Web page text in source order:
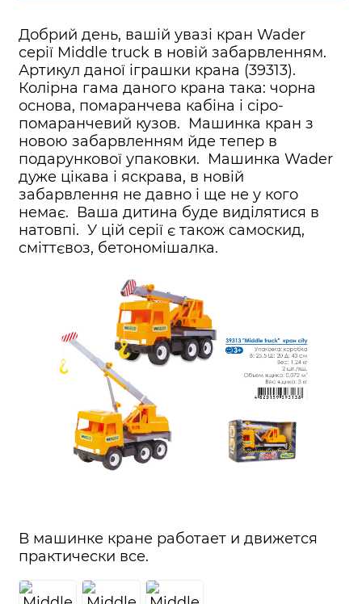
Добрий день, вашій увазі кран Wader
серії Middle truck в новій забарвленням.
Артикул даної іграшки крана (39313).
Колірна гама даного крана така: чорна
основа, помаранчева кабіна і сіро-
помаранчевий кузов. Машинка кран з
новою забарвленням йде тепер в
подарункової упаковки. Машинка Wader
дуже цікава і яскрава, в новій
забарвлення не давно і ще не у кого
немає. Ваша дитина буде виділятися в
натовпі. У цій серії є також самоскид,
сміттєвоз, бетономішалка.
В машинке кране работает и движется
практически все.